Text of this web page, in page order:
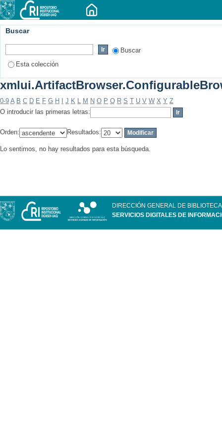
Buscar
Buscar
Esta colección
0-9 A B C D E F G H J K L M N O P Q R S T U V W X Y Z
O introducir las primeras letras:
Orden: Resultados:
Lo sentimos, no hay resultados para esta búsqueda.
DIRECCIÓN GENERAL DE
SERVICIOS DIGITALES DE